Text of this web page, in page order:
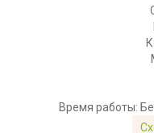
Время работы: